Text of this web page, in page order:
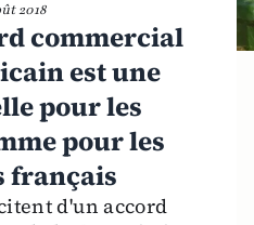
2018
commercial
est une
pour les
pour les
français
d'un accord